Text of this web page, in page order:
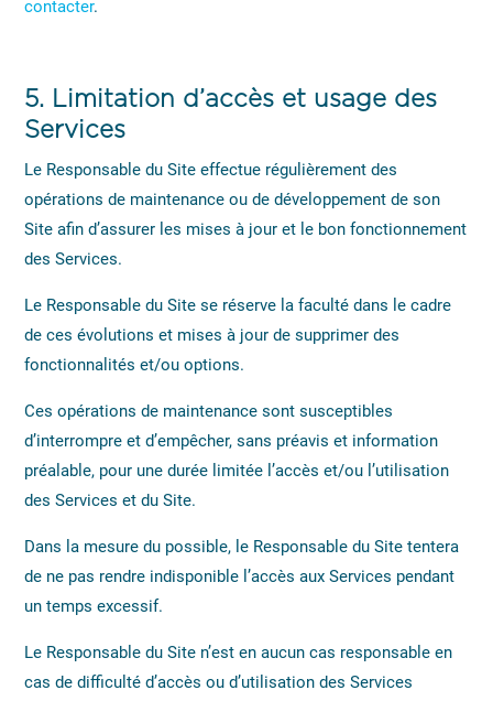
contacter.
5. Limitation d’accès et usage des
Services
Le Responsable du Site effectue régulièrement des
opérations de maintenance ou de développement de son
Site afin d’assurer les mises à jour et le bon fonctionnement
des Services.
Le Responsable du Site se réserve la faculté dans le cadre
de ces évolutions et mises à jour de supprimer des
fonctionnalités et/ou options.
Ces opérations de maintenance sont susceptibles
d’interrompre et d’empêcher, sans préavis et information
préalable, pour une durée limitée l’accès et/ou l’utilisation
des Services et du Site.
Dans la mesure du possible, le Responsable du Site tentera
de ne pas rendre indisponible l’accès aux Services pendant
un temps excessif.
Le Responsable du Site n’est en aucun cas responsable en
cas de difficulté d’accès ou d’utilisation des Services